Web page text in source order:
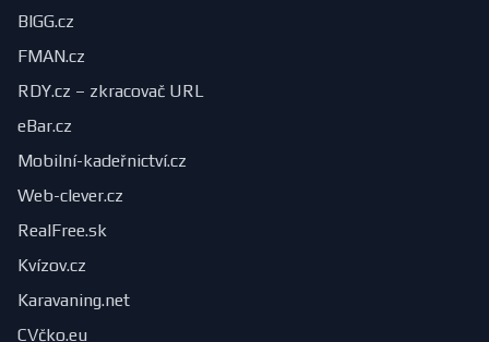
BIGG.cz
FMAN.cz
RDY.cz – zkracovač URL
eBar.cz
Mobilní-kadeřnictví.cz
Web-clever.cz
RealFree.sk
Kvízov.cz
Karavaning.net
CVčko.eu